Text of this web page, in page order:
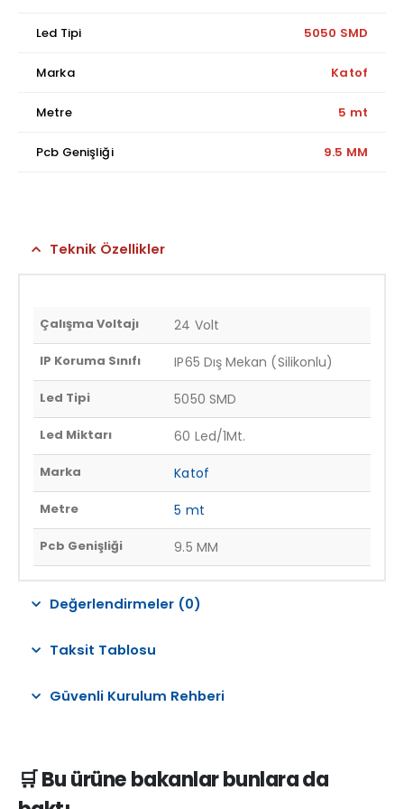
Led Tipi 5050 SMD
Marka Katof
Metre 5 mt
Pcb Genişliği 9.5 MM
Teknik Özellikler
Çalışma Voltajı 24 Volt
IP Koruma Sınıfı IP65 Dış Mekan (Silikonlu)
Led Tipi 5050 SMD
Led Miktarı 60 Led/1Mt.
Marka Katof
Metre 5 mt
Pcb Genişliği 9.5 MM
Değerlendirmeler (0)
Taksit Tablosu
Güvenli Kurulum Rehberi
🛒 Bu ürüne bakanlar bunlara da